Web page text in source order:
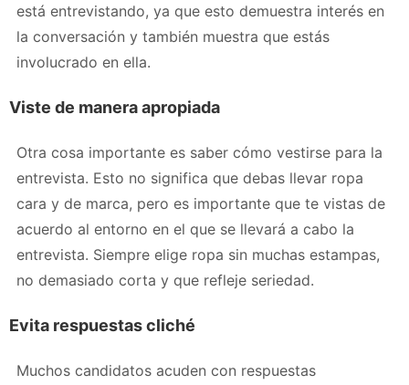
está entrevistando, ya que esto demuestra interés en
la conversación y también muestra que estás
involucrado en ella.
Viste de manera apropiada
Otra cosa importante es saber cómo vestirse para la
entrevista. Esto no significa que debas llevar ropa
cara y de marca, pero es importante que te vistas de
acuerdo al entorno en el que se llevará a cabo la
entrevista. Siempre elige ropa sin muchas estampas,
no demasiado corta y que refleje seriedad.
Evita respuestas cliché
Muchos candidatos acuden con respuestas